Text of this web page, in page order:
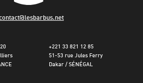
+221 33 821 12 85
51-53 rue Jules Ferry
Dakar / SÉNÉGAL